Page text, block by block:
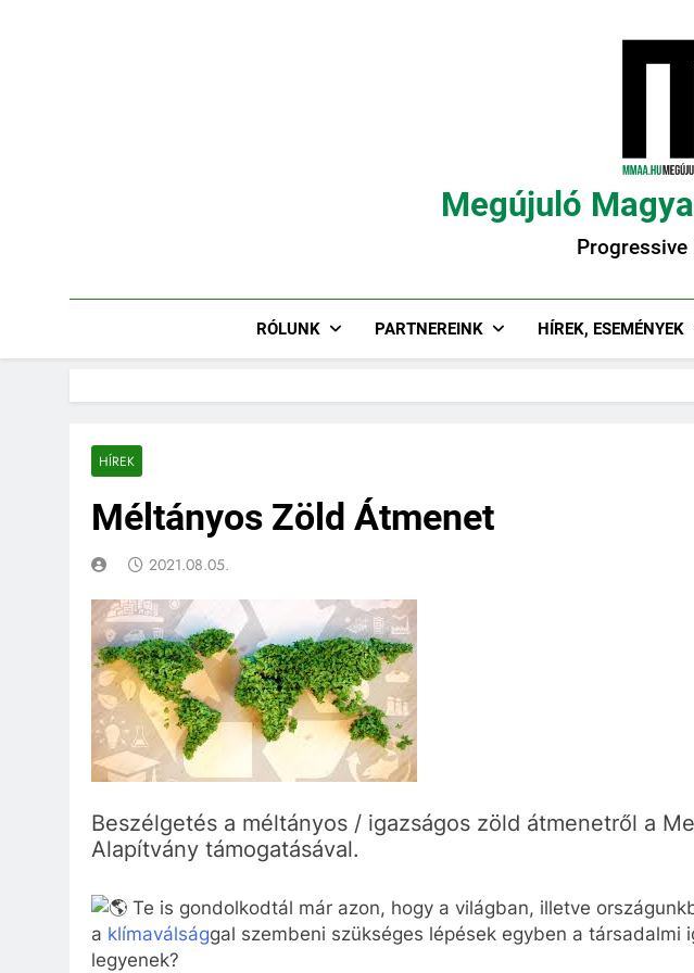
Megújuló
RÓLUNK PARTNEREINK HÍREK, ESEMÉNYEK
HÍREK
Méltányos Zöld Átmenet
2021.08.05.
Beszélgetés a méltányos / igazságos zöld átmenetről a
Alapítvány támogatásával.
Te is gondolkodtál már azon, hogy a világban, illetve
a klímaválsággal szembeni szükséges lépések egyben a társadalmi
legyenek?